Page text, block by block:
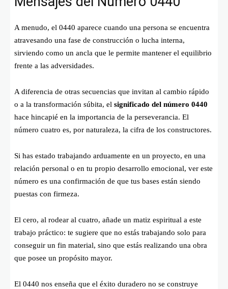
A menudo, el 0440 aparece cuando una persona se encuentra
atravesando una fase de construcción o lucha interna,
sirviendo como un ancla que le permite mantener el equilibrio
frente a las adversidades.
A diferencia de otras secuencias que invitan al cambio rápido
o a la transformación súbita, el significado del número 0440
hace hincapié en la importancia de la perseverancia. El
número cuatro es, por naturaleza, la cifra de los constructores.
Si has estado trabajando arduamente en un proyecto, en una
relación personal o en tu propio desarrollo emocional, ver este
número es una confirmación de que tus bases están siendo
puestas con firmeza.
El cero, al rodear al cuatro, añade un matiz espiritual a este
trabajo práctico: te sugiere que no estás trabajando solo para
conseguir un fin material, sino que estás realizando una obra
que posee un propósito mayor.
El 0440 nos enseña que el éxito duradero no se construye